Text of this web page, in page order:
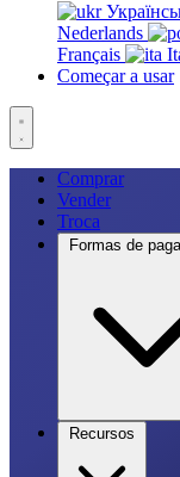
Nederlands
Français
Começar a usar
Comprar
Vender
Troca
Formas de
Recursos